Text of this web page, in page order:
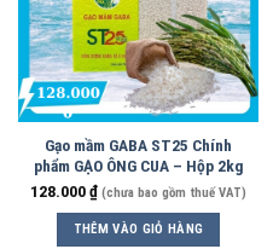
Gạo mầm GABA ST25 Chính
phẩm GẠO ÔNG CUA – Hộp 2kg
128.000₫ (chưa bao gồm thuế VAT)
THÊM VÀO GIỎ HÀNG